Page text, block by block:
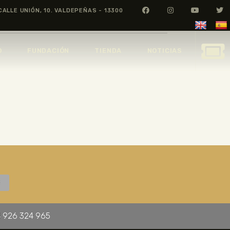
UNIÓN, 10. VALDEPEÑAS - 13300
926 324 965